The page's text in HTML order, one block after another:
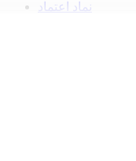
نماد اعتماد